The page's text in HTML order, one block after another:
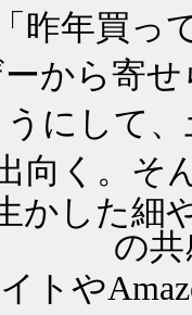
昨年買っ
から寄
にして
向く。そ
かした細
の
トや